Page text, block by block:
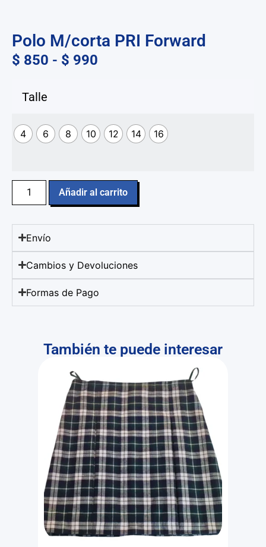
Polo M/corta PRI Forward
$ 850 - $ 990
Talle
4 6 8 10 12 14 16
Añadir al carrito
Envío
Cambios y Devoluciones
Formas de Pago
También te puede interesar